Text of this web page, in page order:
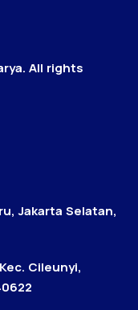
All rights
Jakarta Selatan,
Cileunyi,